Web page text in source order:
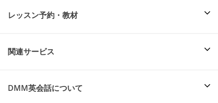
レッスン予約・教材
関連サービス
DMM英会話について